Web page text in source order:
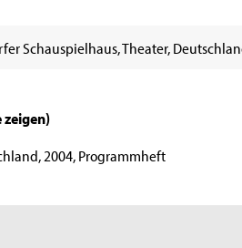
Schauspielhaus, Theater,
zeigen)
2004, Programmheft